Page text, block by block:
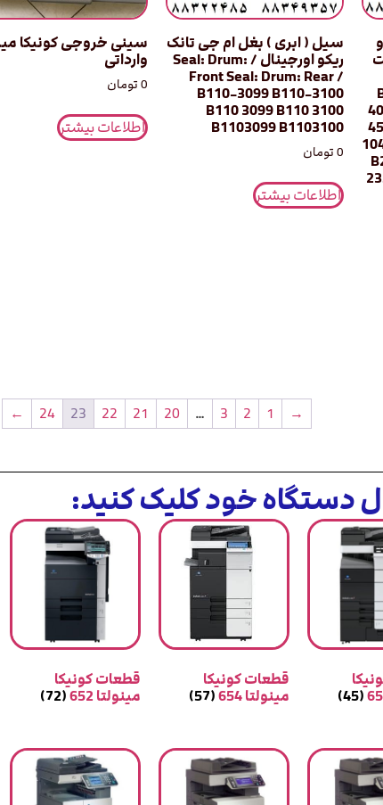
4000 و سیل ( ابری ) بغل ام جی تانک
ریکو اورجینال / Seal: Drum:
Front Seal: Drum: Rear /
B110-3099 B110-3100
B110 3099 B110 3100
B1103099 B1103100
0 تومان
اطلاعات بیشتر
سینی خروجی کونیکا
وارداتی
0 تومان
اطلاعات بیشتر
→
1
2
3
…
20
21
22
23
24
←
دستگاه خود کلیک کنید:
(45)
قطعات کونیکا
مینولتا 654 (57)
قطعات کونیکا
مینولتا 652 (72)